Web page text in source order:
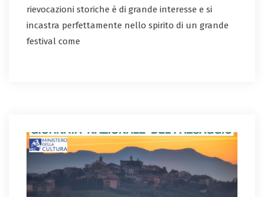
rievocazioni storiche è di grande interesse e si
incastra perfettamente nello spirito di un grande
festival come